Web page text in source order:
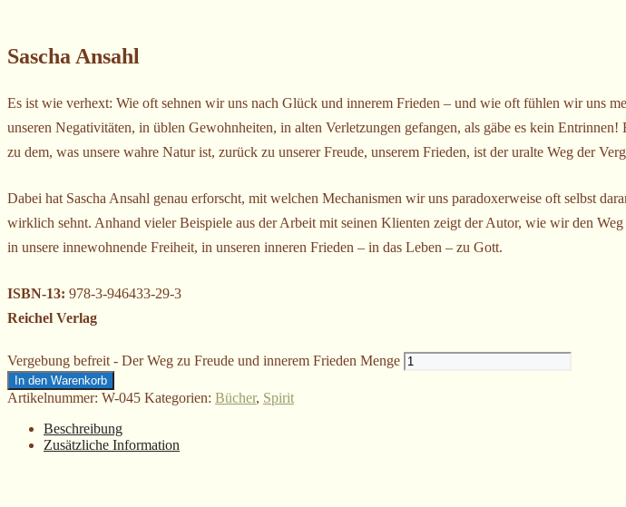
Sascha Ansahl
Es ist wie verhext: Wie oft sehnen wir uns nach Glück und innerem Frieden – und wie oft fühlen wir uns
unseren Negativitäten, in üblen Gewohnheiten, in alten Verletzungen gefangen, als gäbe es kein
zu dem, was unsere wahre Natur ist, zurück zu unserer Freude, unserem Frieden, ist der uralte Weg der
Dabei hat Sascha Ansahl genau erforscht, mit welchen Mechanismen wir uns paradoxerweise oft selbst
wirklich sehnt. Anhand vieler Beispiele aus der Arbeit mit seinen Klienten zeigt der Autor, wie wir den
in unsere innewohnende Freiheit, in unseren inneren Frieden – in das Leben – zu Gott.
ISBN-13: 978-3-946433-29-3
Reichel Verlag
Vergebung befreit - Der Weg zu Freude und innerem Frieden Menge
In den Warenkorb
Artikelnummer: W-045 Kategorien: Bücher, Spirit
Beschreibung
Zusätzliche Information